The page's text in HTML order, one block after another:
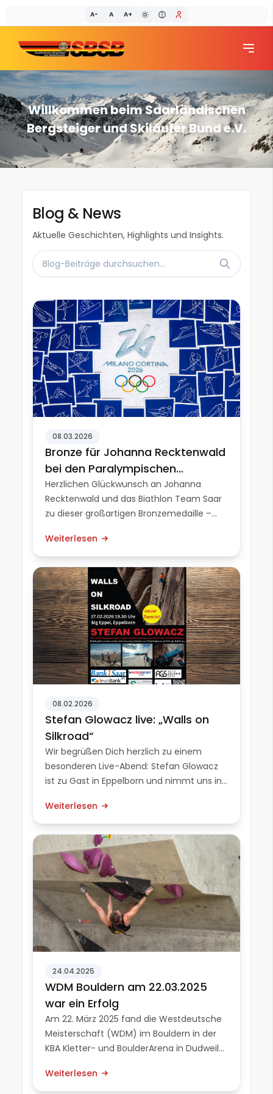
A- A A+
Willkommen beim Saarländischen
Bergsteiger und Skiläufer Bund e.V.
Blog & News
Aktuelle Geschichten, Highlights und Insights.
08.03.2026
Bronze für Johanna Recktenwald
bei den Paralympischen
Winterspielen
Herzlichen Glückwunsch an Johanna
Recktenwald und das Biathlon Team Saar
zu dieser großartigen Bronzemedaille –
Gewinn der Bronzemedaille bei den
Paralympischen Spielen hat Johanna
Recktenwald einen bee...
Weiterlesen
08.02.2026
Stefan Glowacz live: „Walls on
Silkroad“
Wir begrüßen Dich herzlich zu einem
besonderen Live-Abend: Stefan Glowacz
ist zu Gast in Eppelborn und nimmt uns in
eine Reise entlang der historischen
Seidenstraße – zu drei großen
Erstbegehungen...
Weiterlesen
24.04.2025
WDM Bouldern am 22.03.2025
war ein Erfolg
Am 22. März 2025 fand die Westdeutsche
Meisterschaft (WDM) im Bouldern in der
KBA Kletter- und BoulderArena in Dudweiler
Qualifikation für die Deutsche
Weiterlesen